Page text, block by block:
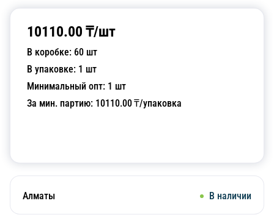
10110.00 ₸/шт
В коробке: 60 шт
В упаковке: 1 шт
Минимальный опт: 1 шт
За мин. партию: 10110.00₸/упаковка
Алматы В наличии